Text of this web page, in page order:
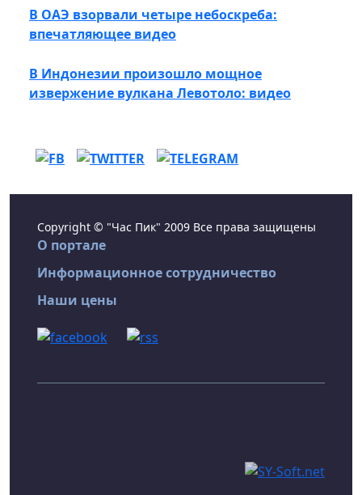
В ОАЭ взорвали четыре небоскреба:
впечатляющее видео
В Индонезии произошло мощное
извержение вулкана Левотоло: видео
Copyright © "Час Пик" 2009 Все права защищены
О портале
Информационное сотрудничество
Наши цены